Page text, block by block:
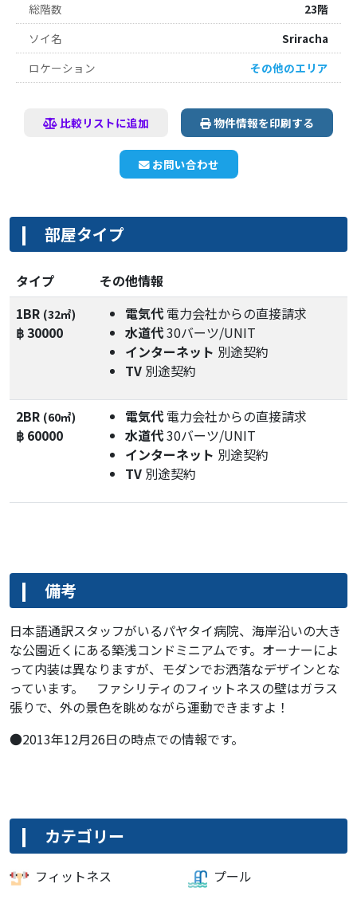
総階数
23階
ソイ名
Sriracha
ロケーション
その他のエリア
比較リストに追加 物件情報を印刷する
お問い合わせ
部屋タイプ
タイプ
その他情報
1BR (32㎡)
฿ 30000
電気代 電力会社からの直接請求
水道代30バーツ/UNIT
インターネット 別途契約
TV 別途契約
2BR (60㎡)
฿ 60000
電気代 電力会社からの直接請求
水道代30バーツ/UNIT
インターネット 別途契約
TV 別途契約
備考
日本語通訳スタッフがいるパヤタイ病院、海岸沿いの大き
な公園近くにある築浅コンドミニアムです。オーナーによ
って内装は異なりますが、モダンでお洒落なデザインとな
っています。 ファシリティのフィットネスの壁はガラス
張りで、外の景色を眺めながら運動できますよ！
●2013年12月26日の時点での情報です。
カテゴリー
フィットネス プール